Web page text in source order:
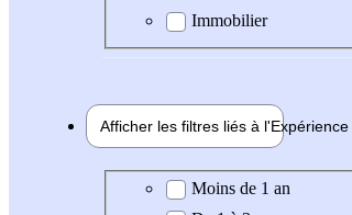
Immobilier
Afficher les filtres liés à l'Expérience
Expérience demandée
Moins de 1 an